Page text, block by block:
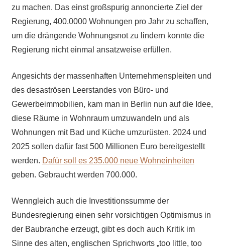
zu machen. Das einst großspurig annoncierte Ziel der
Regierung, 400.0000 Wohnungen pro Jahr zu schaffen,
um die drängende Wohnungsnot zu lindern konnte die
Regierung nicht einmal ansatzweise erfüllen.
Angesichts der massenhaften Unternehmenspleiten und
des desaströsen Leerstandes von Büro- und
Gewerbeimmobilien, kam man in Berlin nun auf die Idee,
diese Räume in Wohnraum umzuwandeln und als
Wohnungen mit Bad und Küche umzurüsten. 2024 und
2025 sollen dafür fast 500 Millionen Euro bereitgestellt
werden. Dafür soll es 235.000 neue Wohneinheiten
geben. Gebraucht werden 700.000.
Wenngleich auch die Investitionssumme der
Bundesregierung einen sehr vorsichtigen Optimismus in
der Baubranche erzeugt, gibt es doch auch Kritik im
Sinne des alten, englischen Sprichworts „too little, too